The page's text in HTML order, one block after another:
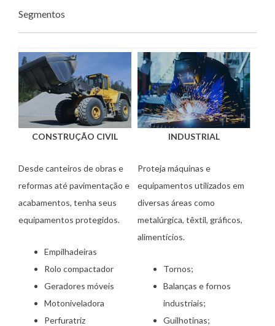
Segmentos
CONSTRUÇÃO CIVIL
Desde canteiros de obras e
reformas até pavimentação e
acabamentos, tenha seus
equipamentos protegidos.
Empilhadeiras
Rolo compactador
Geradores móveis
Motoniveladora
Perfuratriz
INDUSTRIAL
Proteja máquinas e
equipamentos utilizados em
diversas áreas como
metalúrgica, têxtil, gráficos,
alimentícios.
Tornos;
Balanças e fornos
industriais;
Guilhotinas;